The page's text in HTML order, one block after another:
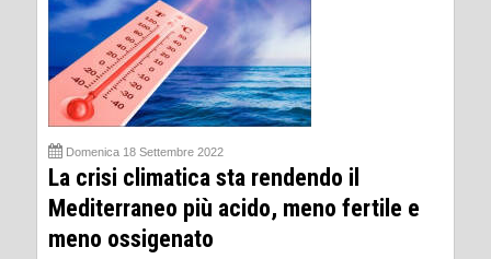
Domenica 18 Settembre 2022
La crisi climatica sta rendendo il
Mediterraneo più acido, meno fertile e
meno ossigenato